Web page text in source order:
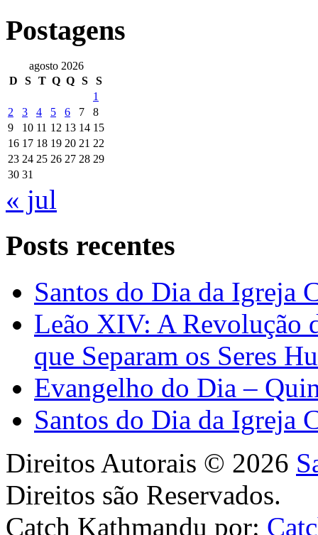
Postagens
agosto 2026
D
S T Q Q S
S
1
2
3 4 5 6 7
8
9
10 11 12 13 14 15
16 17 18 19 20 21 22
23 24 25 26 27 28 29
30 31
« jul
Posts recentes
Santos do Dia da Igreja
Leão XIV: A Revolução
que Separam os Seres
Evangelho do Dia –
Santos do Dia da Igreja
Direitos Autorais © 2026
Direitos são Reservados.
Catch Kathmandu por: